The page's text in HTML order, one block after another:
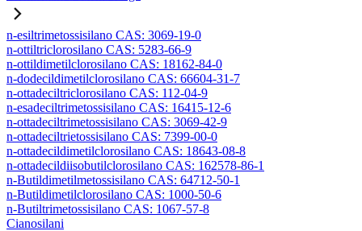
n-esiltrimetossisilano CAS: 3069-19-0
n-ottiltriclorosilano CAS: 5283-66-9
n-ottildimetilclorosilano CAS: 18162-84-0
n-dodecildimetilclorosilano CAS: 66604-31-7
n-ottadeciltriclorosilano CAS: 112-04-9
n-esadeciltrimetossisilano CAS: 16415-12-6
n-ottadeciltrimetossisilano CAS: 3069-42-9
n-ottadeciltrietossisilano CAS: 7399-00-0
n-ottadecildimetilclorosilano CAS: 18643-08-8
n-ottadecildiisobutilclorosilano CAS: 162578-86-1
n-Butildimetilmetossisilano CAS: 64712-50-1
n-Butildimetilclorosilano CAS: 1000-50-6
n-Butiltrimetossisilano CAS: 1067-57-8
Cianosilani